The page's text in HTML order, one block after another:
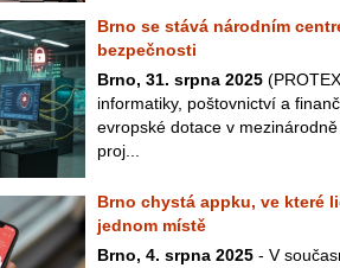
Brno se stává národním
bezpečnosti
Brno, 31. srpna 2025
informatiky, poštovnictví a
evropské dotace v
proj...
Brno chystá appku, ve které
jednom místě
Brno, 4. srpna 2025 - V